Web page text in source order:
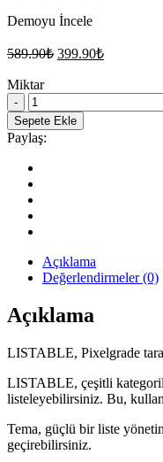
Demoyu İncele
589.90₺ Orijinal
399.90₺Şu
Miktar
LISTABLE
Premium
WordPress
Dizin
Teması
quantity
Sepete Ekle
Paylaş:
Açıklama
Değerlendirmeler (0)
Açıklama
LISTABLE, Pixelgrade
LISTABLE, çeşitli
listeleyebilirsiniz. Bu,
Tema, güçlü bir liste
geçirebilirsiniz.